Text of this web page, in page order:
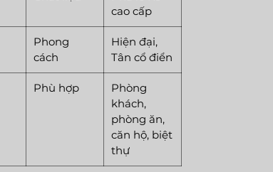
cao cấp
Phong
cách
Hiện đại,
Tân cổ điển
Phù hợp
Phòng
khách,
phòng ăn,
căn hộ, biệt
thự